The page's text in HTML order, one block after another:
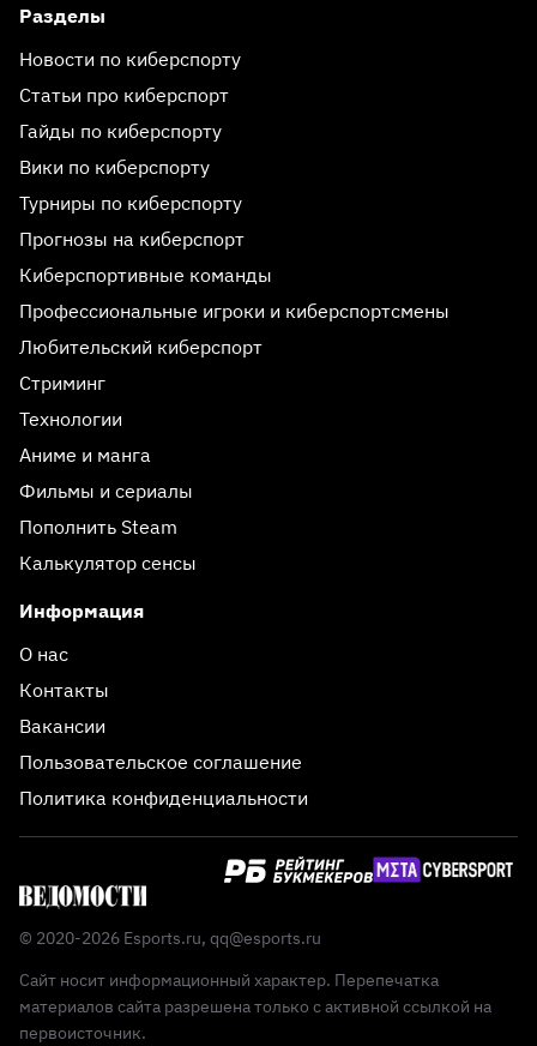
Разделы
Новости по киберспорту
Статьи про киберспорт
Гайды по киберспорту
Вики по киберспорту
Турниры по киберспорту
Прогнозы на киберспорт
Киберспортивные команды
Профессиональные игроки и киберспортсмены
Любительский киберспорт
Стриминг
Технологии
Аниме и манга
Фильмы и сериалы
Пополнить Steam
Калькулятор сенсы
Информация
О нас
Контакты
Вакансии
Пользовательское соглашение
Политика конфиденциальности
© 2020-2026 Esports.ru, qq@esports.ru
Сайт носит информационный характер. Перепечатка
материалов сайта разрешена только с активной ссылкой на
первоисточник.